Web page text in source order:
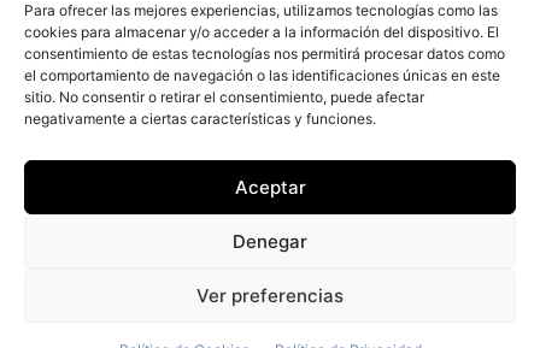
Para ofrecer las mejores experiencias, utilizamos tecnologías como las
cookies para almacenar y/o acceder a la información del dispositivo. El
consentimiento de estas tecnologías nos permitirá procesar datos como
el comportamiento de navegación o las identificaciones únicas en este
sitio. No consentir o retirar el consentimiento, puede afectar
negativamente a ciertas características y funciones.
Aceptar
Denegar
Ver preferencias
Noviembre de 2013. Tochigi (Japón). Un servidor se
monta en un Honda Accord equipado con sistemas de
conducción autónoma. Sentado en el asiento del
Las bicicletas eléctricas de Bolt
llegan a Madrid
Casi 1.000 unidades de bicicletas eléctricas Bolt (695
ebikes dentro de la m-30 y 303 fuera de la m-30),